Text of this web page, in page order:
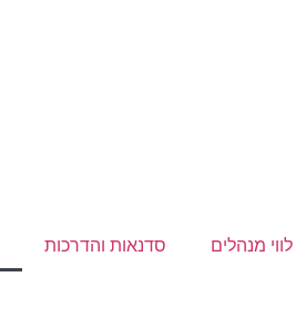
לווי מנהלים סדנאות והדרכות